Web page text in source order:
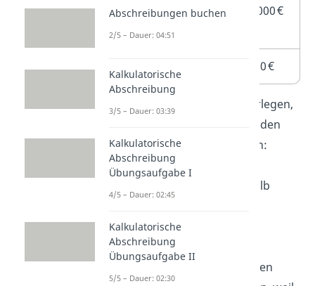
Wartungsvertrag für
ein Jahr
1.000 €
800 €
Nun musst du dir zuerst überlegen,
überhaupt zu den
Anschaffungskosten
gehören:
DerRabatt
Kaufpreis und wird deshalb
DieTransport-
Aufbaukosten
Zollgebühren
zählen zu den
Abschreibungen buchen
2/5 – Dauer: 04:51
Kalkulatorische
Abschreibung
3/5 – Dauer: 03:39
Kalkulatorische
Abschreibung
Übungsaufgabe I
4/5 – Dauer: 02:45
Kalkulatorische
Abschreibung
Übungsaufgabe II
5/5 – Dauer: 02:30